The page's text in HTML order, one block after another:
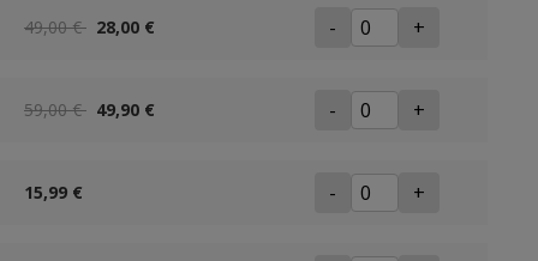
49,00 € 28,00 € - +
59,00 € 49,90 € - +
15,99 € - +